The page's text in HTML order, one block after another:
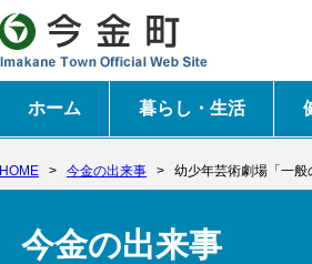
ホーム 暮らし・生活
HOME > 今金の出来事 > 幼少年芸術劇場「一
今金の出来事